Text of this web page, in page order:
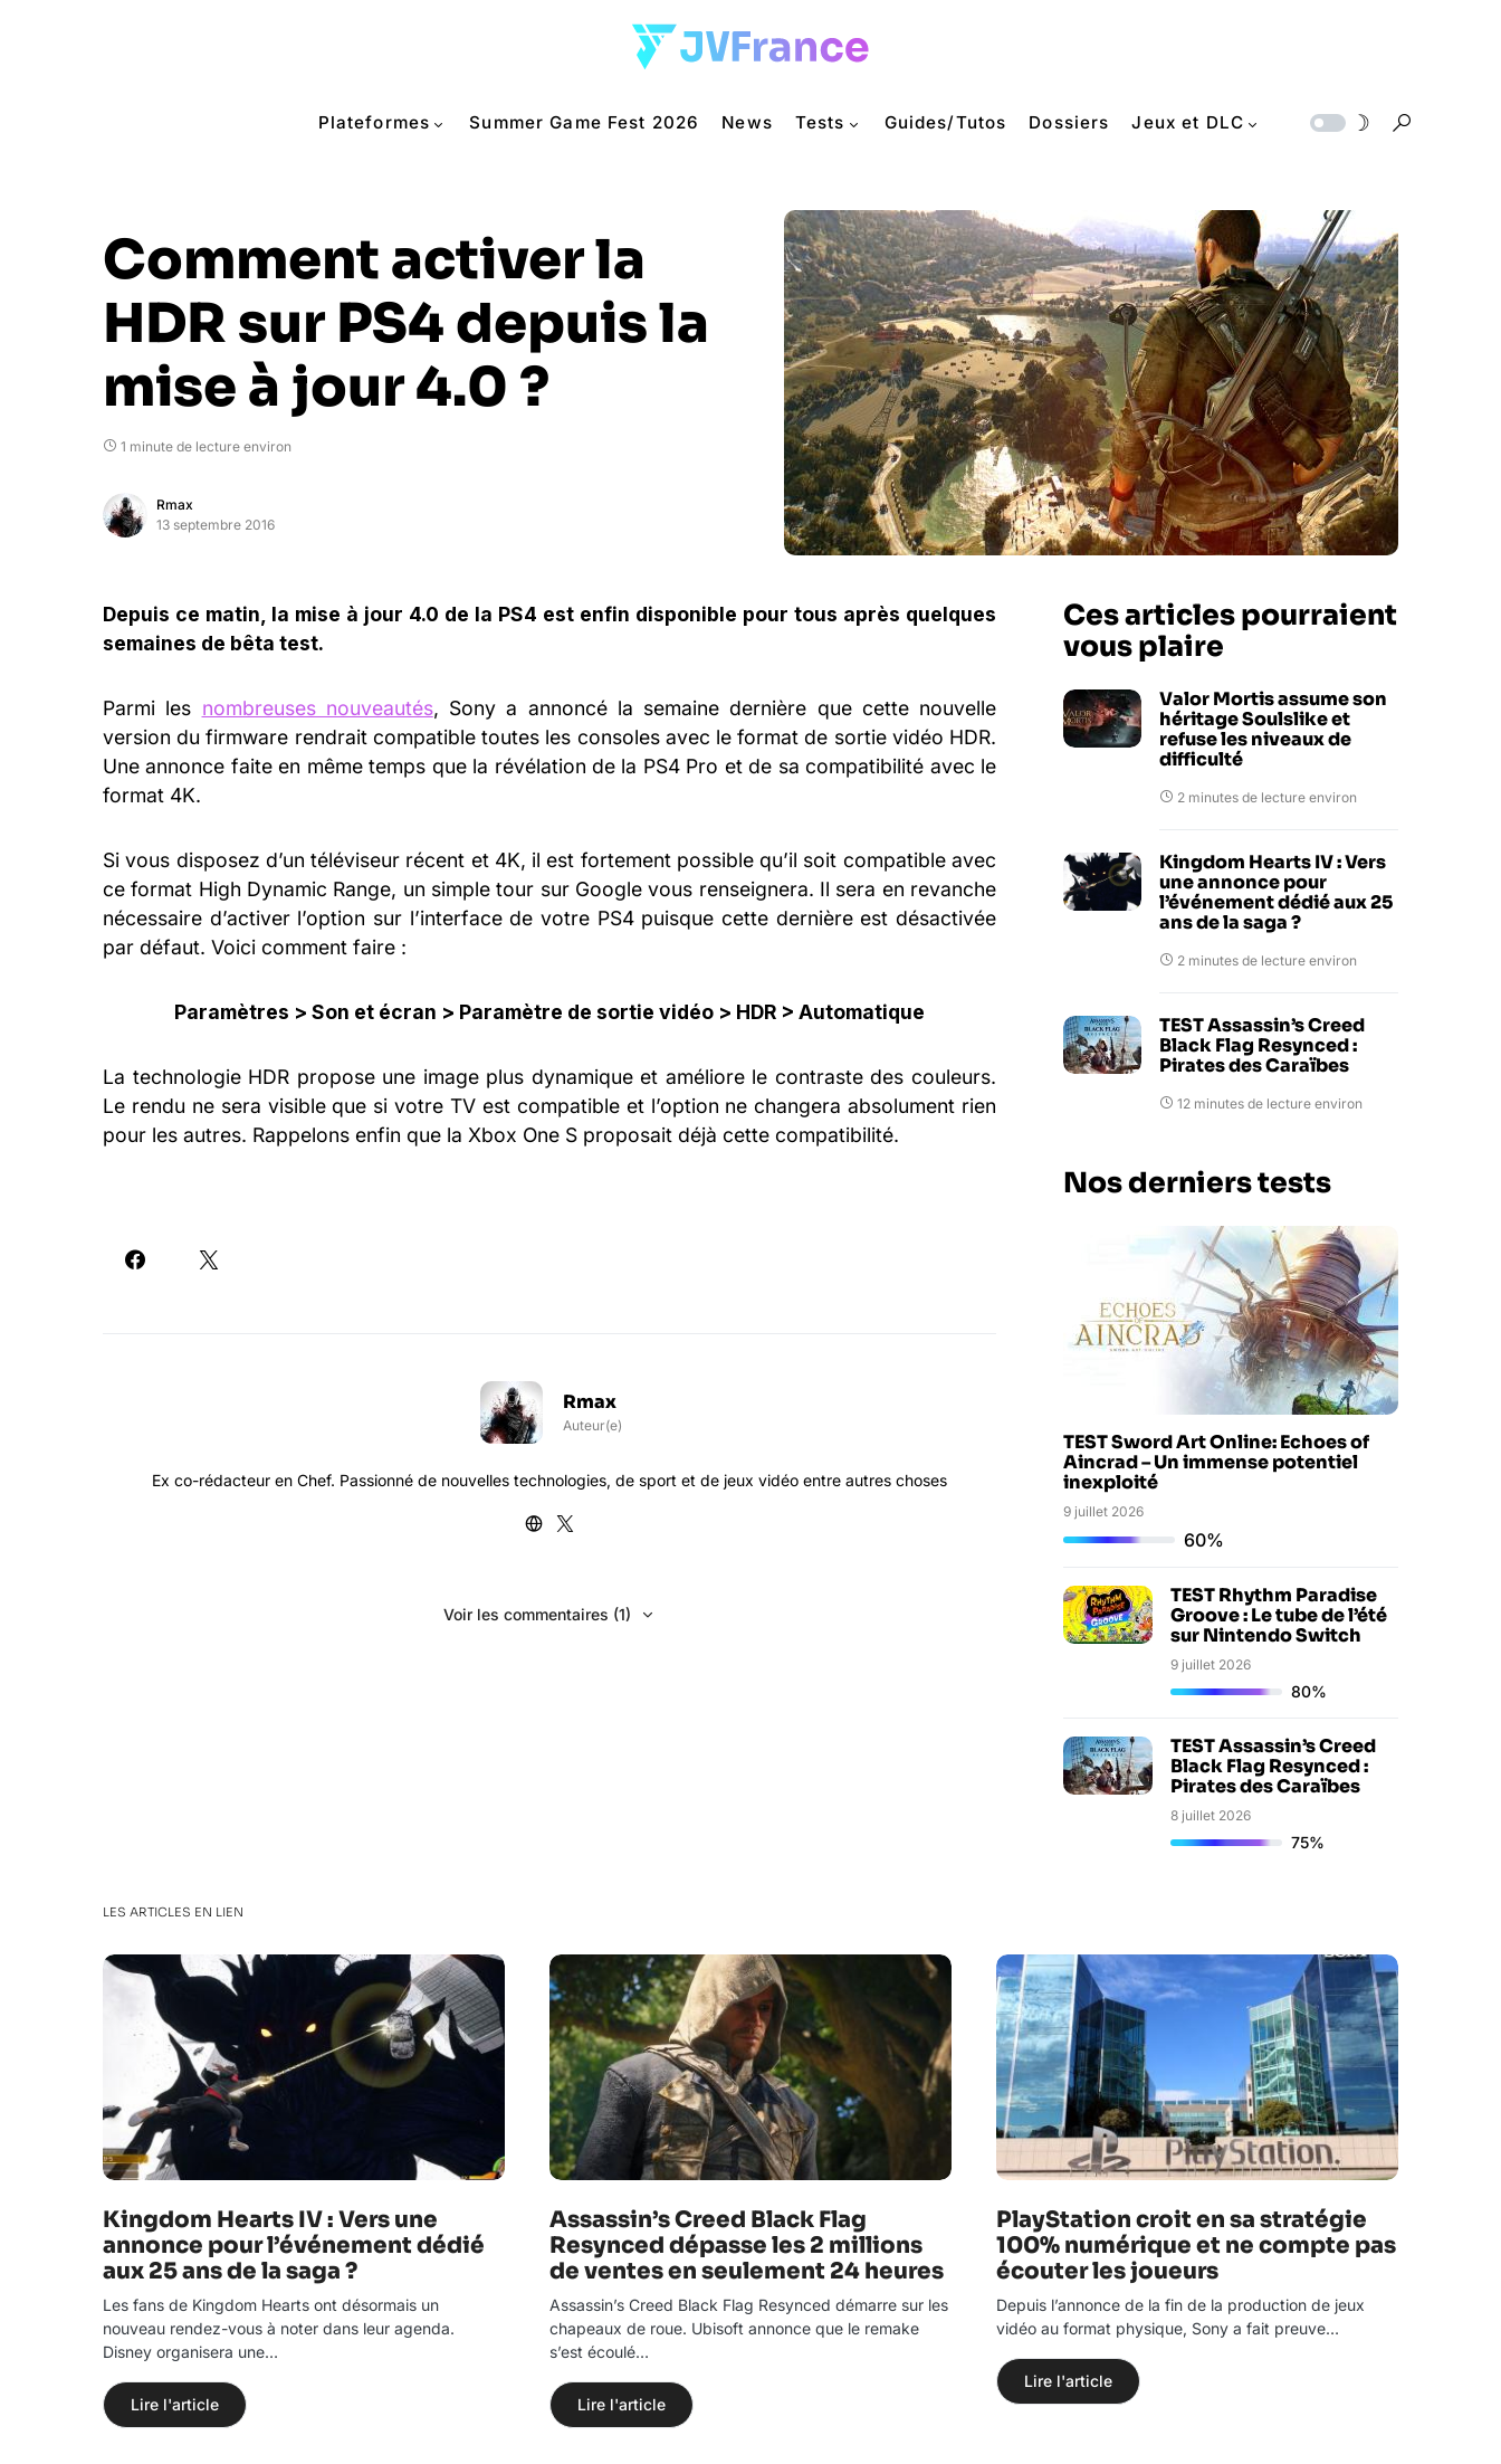
Plateformes Summer Game Fest 2026 News Tests Guides/Tutos Dossiers Jeux et DLC
Comment activer la
HDR sur PS4 depuis la
mise à jour 4.0 ?
1 minute de lecture environ
Rmax
13 septembre 2016
Depuis ce matin, la mise à jour 4.0 de la PS4 est enfin disponible pour tous après quelques
semaines de bêta test.
Parmi les nombreuses nouveautés, Sony a annoncé la semaine dernière que cette nouvelle
version du firmware rendrait compatible toutes les consoles avec le format de sortie vidéo HDR.
Une annonce faite en même temps que la révélation de la PS4 Pro et de sa compatibilité avec le
format 4K.
Si vous disposez d’un téléviseur récent et 4K, il est fortement possible qu’il soit compatible avec
ce format High Dynamic Range, un simple tour sur Google vous renseignera. Il sera en revanche
nécessaire d’activer l’option sur l’interface de votre PS4 puisque cette dernière est désactivée
par défaut. Voici comment faire :
Paramètres > Son et écran > Paramètre de sortie vidéo > HDR > Automatique
La technologie HDR propose une image plus dynamique et améliore le contraste des couleurs.
Le rendu ne sera visible que si votre TV est compatible et l’option ne changera absolument rien
pour les autres. Rappelons enfin que la Xbox One S proposait déjà cette compatibilité.
Rmax
Auteur(e)
Ex co-rédacteur en Chef. Passionné de nouvelles technologies, de sport et de jeux vidéo entre autres choses
Voir les commentaires (1)
Ces articles pourraient
vous plaire
Valor Mortis assume son
héritage Soulslike et
refuse les niveaux de
difficulté
2 minutes de lecture environ
Kingdom Hearts IV : Vers
une annonce pour
l’événement dédié aux 25
ans de la saga ?
2 minutes de lecture environ
TEST Assassin’s Creed
Black Flag Resynced :
Pirates des Caraïbes
12 minutes de lecture environ
Nos derniers tests
TEST Sword Art Online: Echoes of
Aincrad – Un immense potentiel
inexploité
9 juillet 2026
60%
TEST Rhythm Paradise
Groove : Le tube de l’été
sur Nintendo Switch
9 juillet 2026
80%
TEST Assassin’s Creed
Black Flag Resynced :
Pirates des Caraïbes
8 juillet 2026
75%
LES ARTICLES EN LIEN
Kingdom Hearts IV : Vers une
annonce pour l’événement dédié
aux 25 ans de la saga ?
Les fans de Kingdom Hearts ont désormais un
nouveau rendez-vous à noter dans leur agenda.
Disney organisera une…
Lire l'article
Assassin’s Creed Black Flag
Resynced dépasse les 2 millions
de ventes en seulement 24 heures
Assassin’s Creed Black Flag Resynced démarre sur les
chapeaux de roue. Ubisoft annonce que le remake
s’est écoulé…
Lire l'article
PlayStation croit en sa stratégie
100% numérique et ne compte pas
écouter les joueurs
Depuis l’annonce de la fin de la production de jeux
vidéo au format physique, Sony a fait preuve…
Lire l'article